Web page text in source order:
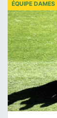
ÉQUIPE DAMES